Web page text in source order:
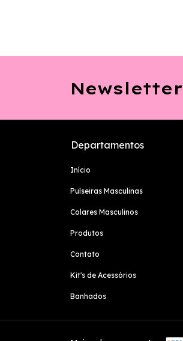
Newsletter
Departamentos
Início
Pulseiras Masculinas
Colares Masculinos
Produtos
Contato
Kit's de Acessórios
Banhados